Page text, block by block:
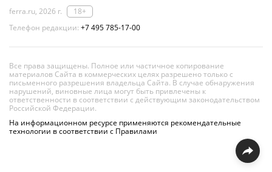
ferra.ru, 2026 г.
18+
Телефон редакции: +7 495 785-17-00
Все права защищены. Полное или частичное копирование
материалов Сайта в коммерческих целях разрешено только с
письменного разрешения владельца Сайта. В случае обнаружения
нарушений, виновные лица могут быть привлечены к
ответственности в соответствии с действующим законодательством
Российской Федерации.
На информационном ресурсе применяются рекомендательные
технологии в соответствии с Правилами